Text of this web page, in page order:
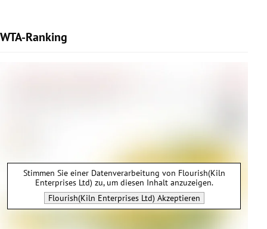
WTA-Ranking
Stimmen Sie einer Datenverarbeitung von Flourish(Kiln
Enterprises Ltd) zu, um diesen Inhalt anzuzeigen.
Flourish(Kiln Enterprises Ltd) Akzeptieren